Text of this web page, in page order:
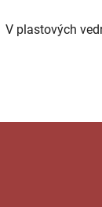
V plastových